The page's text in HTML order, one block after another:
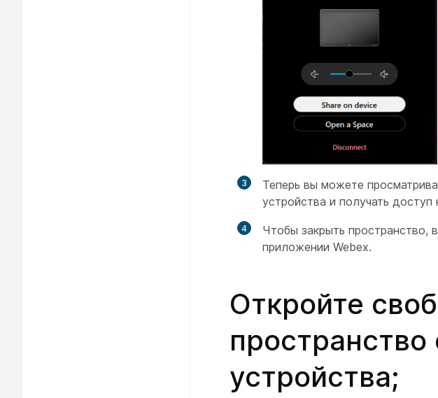
3
Теперь вы можете
устройства и получать
4 Чтобы закрыть пространство,
приложении Webex.
Откройте
устройства;